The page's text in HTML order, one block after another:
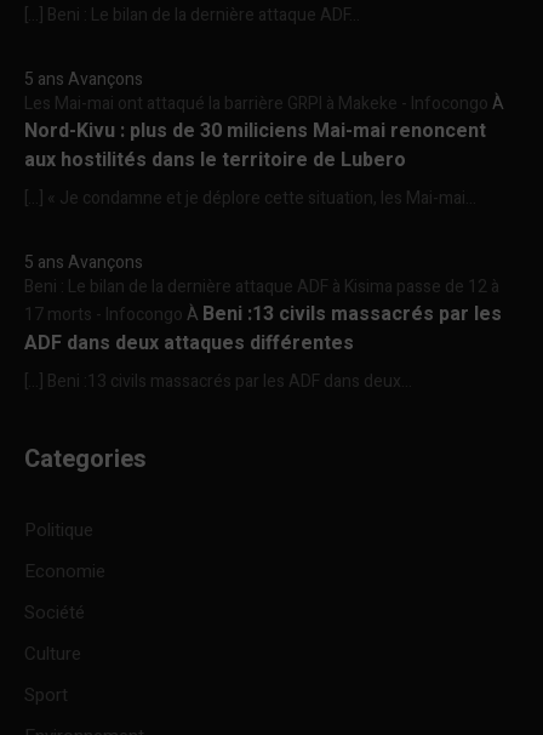
[…] Beni : Le bilan de la dernière attaque ADF...
5 ans Avançons
Les Mai-mai ont attaqué la barrière GRPI à Makeke - InfocongoÀ
Nord-Kivu : plus de 30 miliciens Mai-mai renoncent
aux hostilités dans le territoire de Lubero
[…] « Je condamne et je déplore cette situation, les Mai-mai...
5 ans Avançons
Beni : Le bilan de la dernière attaque ADF à Kisima passe de 12 à
17 morts - InfocongoÀ Beni :13 civils massacrés par les
ADF dans deux attaques différentes
[…] Beni :13 civils massacrés par les ADF dans deux...
Categories
Politique
Economie
Société
Culture
Sport